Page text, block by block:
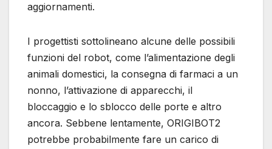
aggiornamenti.
I progettisti sottolineano alcune delle possibili
funzioni del robot, come l’alimentazione degli
animali domestici, la consegna di farmaci a un
nonno, l’attivazione di apparecchi, il
bloccaggio e lo sblocco delle porte e altro
ancora. Sebbene lentamente, ORIGIBOT2
potrebbe probabilmente fare un carico di